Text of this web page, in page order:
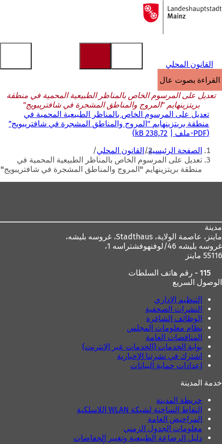
الانتقال إلى المحتوى
إلى
الصفحة
القانون المحلي
القراءة بصوت عالٍ
تعديل على المرسوم الخاص بالمناظر الطبيعية المحمية في منطقة
بريتزينهايم "المروج والمناطق المشجرة في شافتريبويج"
تعديل على المرسوم الخاص بالمناظر الطبيعية المحمية في
منطقة بريتزينهايم "المروج والمناطق المشجرة في شافتريبويج"
PDF-ملف 238,72 kB
أنت
هنا
الصفحة الرئيسية القانون المحلي
تعديل على المرسوم الخاص بالمناظر الطبيعية المحمية في
منطقة بريتزينهايم "المروج والمناطق المشجرة في شافتريبويج"
مدينة
ماينز، عاصمة الولاية،
غروسه بليشه 46/لوفنهوفشتراسه 1،
55116 ماينز
115 - رقم هاتف السلطات
الوصول السريع
التنظيم الإداري
النشرات الصحفية
الوظائف الشاغرة
نظام معلومات المجلس
المناقصات العامة
بوابة الخدمات (الخدمات عبر الإنترنت)
اشترك في نشرتنا الإخبارية
إعدادات حماية البيانات
خدمة المدينة
خريطة المدينة
النقاط الساخنة لشبكة WLAN اللاسلكية
المراحيض العامة
معلومات الجدول الزمني
دليل الرضاعة الطبيعية وتغيير الحفاضات